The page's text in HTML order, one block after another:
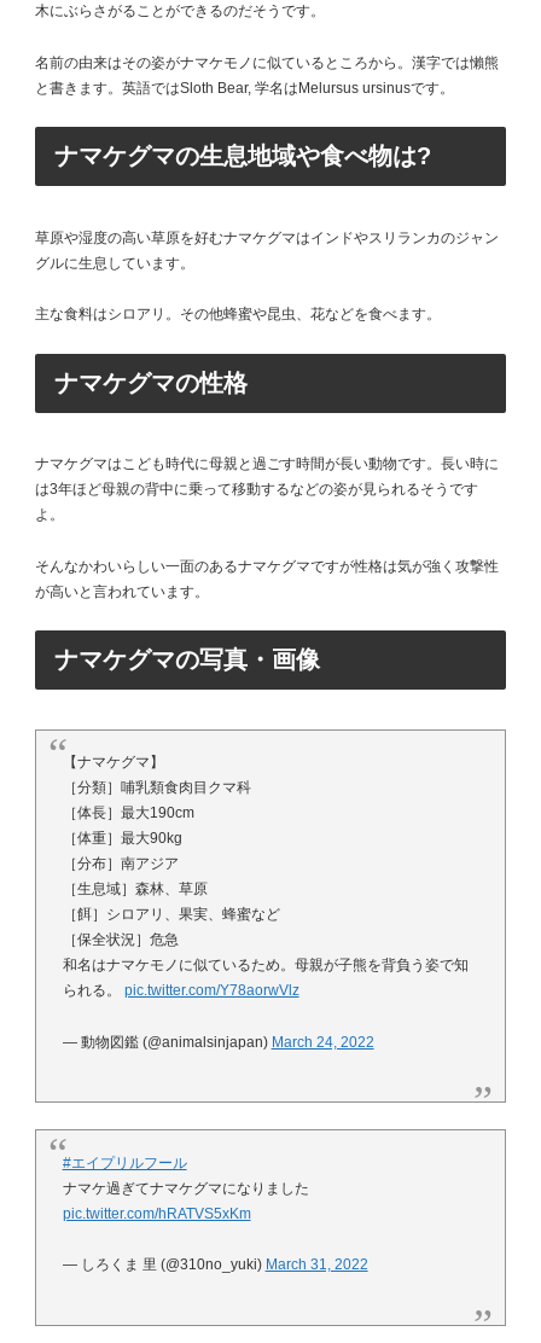
木にぶらさがることができるのだそうです。
名前の由来はその姿がナマケモノに似ているところから。漢字では懶熊
と書きます。英語ではSloth Bear, 学名はMelursus ursinusです。
ナマケグマの生息地域や食べ物は?
草原や湿度の高い草原を好むナマケグマはインドやスリランカのジャン
グルに生息しています。
主な食料はシロアリ。その他蜂蜜や昆虫、花などを食べます。
ナマケグマの性格
ナマケグマはこども時代に母親と過ごす時間が長い動物です。長い時に
は3年ほど母親の背中に乗って移動するなどの姿が見られるそうです
よ。
そんなかわいらしい一面のあるナマケグマですが性格は気が強く攻撃性
が高いと言われています。
ナマケグマの写真・画像
【ナマケグマ】
［分類］哺乳類食肉目クマ科
［体長］最大190cm
［体重］最大90kg
［分布］南アジア
［生息域］森林、草原
［餌］シロアリ、果実、蜂蜜など
［保全状況］危急
和名はナマケモノに似ているため。母親が子熊を背負う姿で知
られる。 pic.twitter.com/Y78aorwVlz
— 動物図鑑 (@animalsinjapan) March 24, 2022
#エイプリルフール
ナマケ過ぎてナマケグマになりました
pic.twitter.com/hRATVS5xKm
— しろくま 里 (@310no_yuki) March 31, 2022